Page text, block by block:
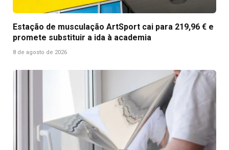
Estação de musculação ArtSport cai para 219,96 € e
promete substituir a ida à academia
8 de agosto de 2026